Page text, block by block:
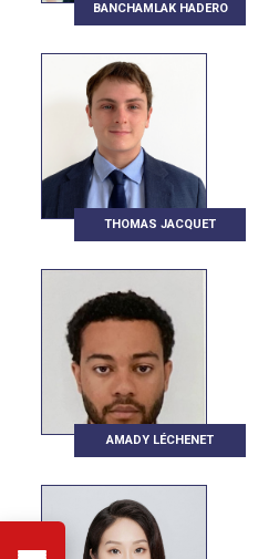
BANCHAMLAK HADERO
THOMAS JACQUET
AMADY LÉCHENET